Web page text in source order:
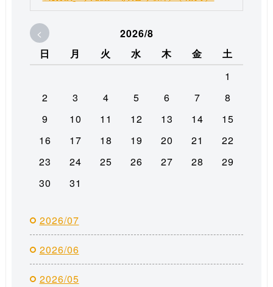
<
2026/8
日
月 火 水 木 金
土
1
2
3 4 5 6 7
8
9
10 11 12 13 14
15
16
17 18 19 20 21
22
23
24 25 26 27 28
29
30
31
2026/07
2026/06
2026/05